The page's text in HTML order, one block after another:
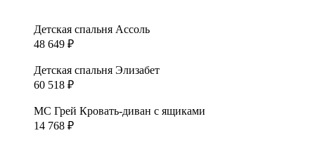
Детская спальня Ассоль
48 649 ₽
Детская спальня Элизабет
60 518 ₽
МС Грей Кровать-диван с ящиками
14 768 ₽